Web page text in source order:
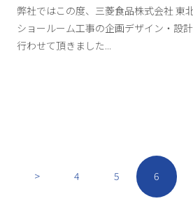
弊社ではこの度、三菱食品株式会社 東
ショールーム工事の企画デザイン・設
行わせて頂きました...
> 4 5 6